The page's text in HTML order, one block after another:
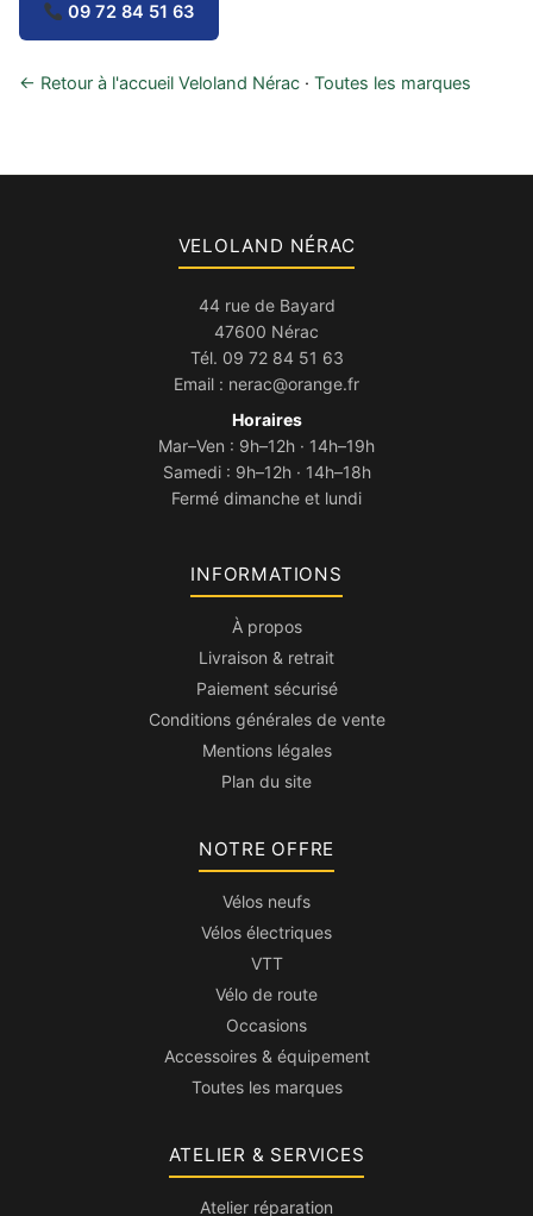
09 72 84 51 63
← Retour à l'accueil Veloland Nérac · Toutes les marques
VELOLAND NÉRAC
44 rue de Bayard
47600 Nérac
Tél. 09 72 84 51 63
Email : nerac@orange.fr
Horaires
Mar–Ven : 9h–12h · 14h–19h
Samedi : 9h–12h · 14h–18h
Fermé dimanche et lundi
INFORMATIONS
À propos
Livraison & retrait
Paiement sécurisé
Conditions générales de vente
Mentions légales
Plan du site
NOTRE OFFRE
Vélos neufs
Vélos électriques
VTT
Vélo de route
Occasions
Accessoires & équipement
Toutes les marques
ATELIER & SERVICES
Atelier réparation